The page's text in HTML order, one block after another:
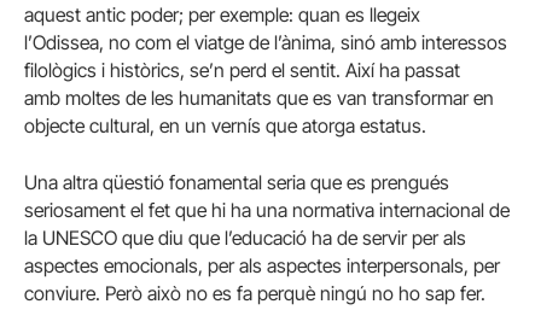
aquest antic poder; per exemple: quan es llegeix
l’Odissea, no com el viatge de l’ànima, sinó amb interessos
filològics i històrics, se’n perd el sentit. Així ha passat
amb moltes de les humanitats que es van transformar en
objecte cultural, en un vernís que atorga estatus.
Una altra qüestió fonamental seria que es prengués
seriosament el fet que hi ha una normativa internacional de
la UNESCO que diu que l’educació ha de servir per als
aspectes emocionals, per als aspectes interpersonals, per
conviure. Però això no es fa perquè ningú no ho sap fer.